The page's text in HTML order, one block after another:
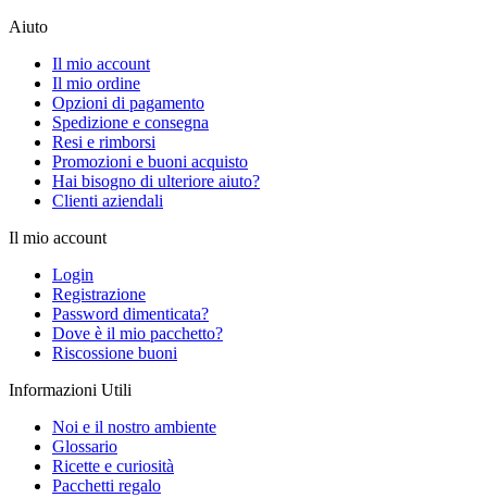
Aiuto
Il mio account
Il mio ordine
Opzioni di pagamento
Spedizione e consegna
Resi e rimborsi
Promozioni e buoni acquisto
Hai bisogno di ulteriore aiuto?
Clienti aziendali
Il mio account
Login
Registrazione
Password dimenticata?
Dove è il mio pacchetto?
Riscossione buoni
Informazioni Utili
Noi e il nostro ambiente
Glossario
Ricette e curiosità
Pacchetti regalo